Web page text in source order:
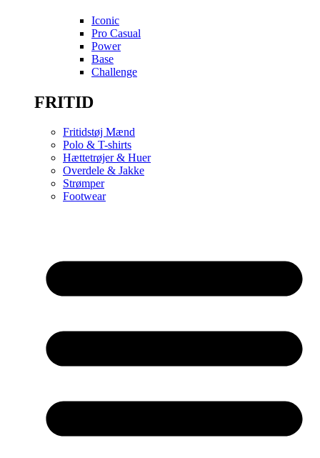
Iconic
Pro Casual
Power
Base
Challenge
FRITID
Fritidstøj Mænd
Polo & T-shirts
Hættetrøjer & Huer
Overdele & Jakke
Strømper
Footwear